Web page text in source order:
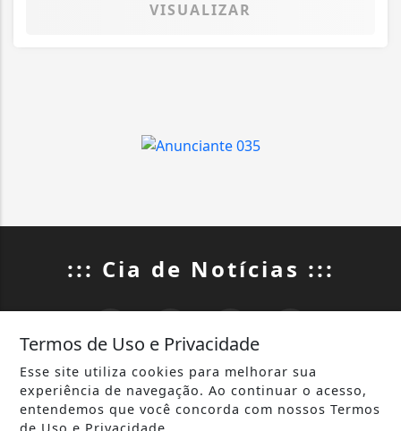
VISUALIZAR
::: Cia de Notícias :::
INÍCIO | SOBRE |
TERMOS DE USO E PRIVACIDADE
Termos de Uso e Privacidade
Esse site utiliza cookies para melhorar sua
experiência de navegação. Ao continuar o acesso,
entendemos que você concorda com nossos Termos